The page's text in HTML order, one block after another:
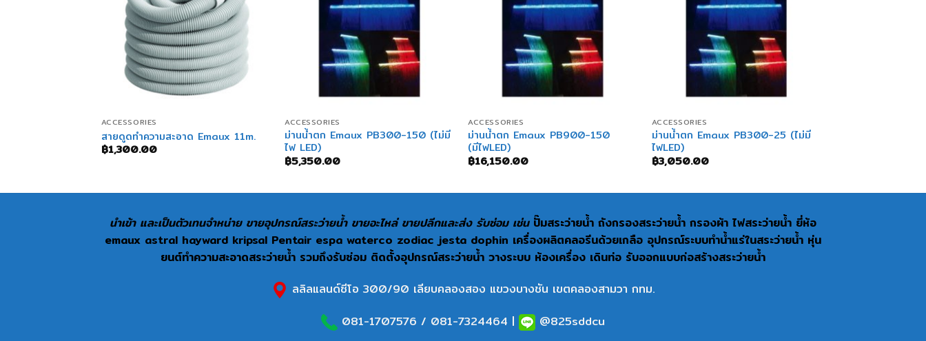
ACCESSORIES
สายดูดทำความสะอาด Emaux 11m.
฿1,300.00
ACCESSORIES
ม่านน้ำตก Emaux PB300-150 (ไม่มี
ไฟ LED)
฿5,350.00
ACCESSORIES
ม่านน้ำตก Emaux PB900-150
(มีไฟLED)
฿16,150.00
ACCESSORIES
ม่านน้ำตก Emaux PB300-25 (ไม่มี
ไฟLED)
฿3,050.00
นำเข้า และเป็นตัวเทนจำหน่าย ขายอุปกรณ์สระว่ายน้ำ ขายอะไหล่ ขายปลีกและส่ง รับซ่อม เช่น ปั๊มสระว่ายน้ำ ถังกรองสระว่ายน้ำ กรองผ้า ไฟสระว่ายน้ำ ยี่ห้อ
emaux astral hayward kripsal Pentair espa waterco zodiac jesta dophin เครื่องผลิตคลอรีนด้วยเกลือ อุปกรณ์ระบบทำน้ำแร่ในสระว่ายน้ำ หุ่น
ยนต์ทำความสะอาดสระว่ายน้ำ รวมถึงรับซ่อม ติดตั้งอุปกรณ์สระว่ายน้ำ วางระบบ ห้องเครื่อง เดินท่อ รับออกแบบก่อสร้างสระว่ายน้ำ
ลลิลแลนด์ซีโอ 300/90 เลียบคลองสอง แขวงบางชัน เขตคลองสามวา กทม.
081-1707576 / 081-7324464 | @825sddcu